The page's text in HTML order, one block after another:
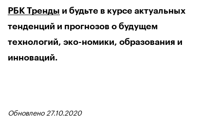
РБК Тренды и будьте в курсе актуальных
тенденций и прогнозов о будущем
технологий, эко-номики, образования и
инноваций.
Обновлено 27.10.2020